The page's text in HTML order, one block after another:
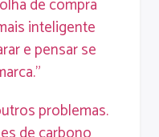
inteligente
e pensar se
problemas.